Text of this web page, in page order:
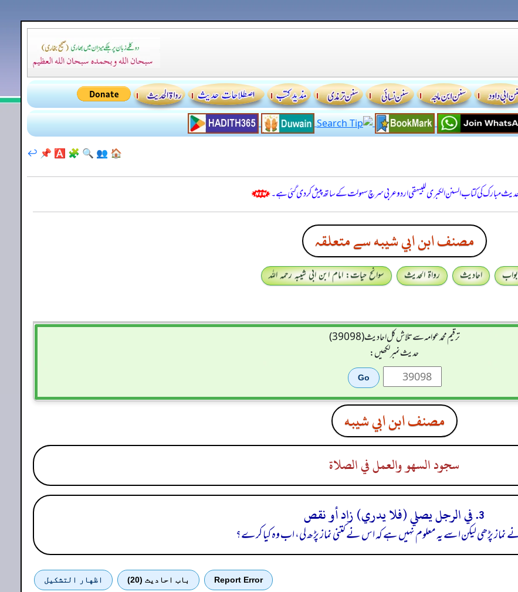
🏠
👥
🔍
🧩
🅰️
📌
↩️
حدیث مبارک کی کتاب السنن الكبرى للبيهقي اردو عربی سرچ سہولت کے ساتھ پیش کر دی گئی ہے۔
مصنف ابن ابي شيبه سے متعلقہ
احادیث رواۃ الحدیث
سوانح حیات: امام ابن ابی شیبہ رحمہ اللہ
ترقیم محمدعوامہ سے تلاش کل احادیث (39098)
حدیث نمبر لکھیں:
مصنف ابن ابي شيبه
سجود السهو والعمل في الصلاة
3. في الرجل يصلي (فلا يدري) زاد أو نقص
نماز پڑھی لیکن اسے یہ معلوم نہیں ہے کہ اس نے کتنی نماز پڑھ لی، اب وہ کیا کرے؟
Report Error باب احادیث (20) اظهار التشكيل